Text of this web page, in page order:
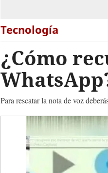
Tecnología
¿Cómo
Para rescatar la nota de voz